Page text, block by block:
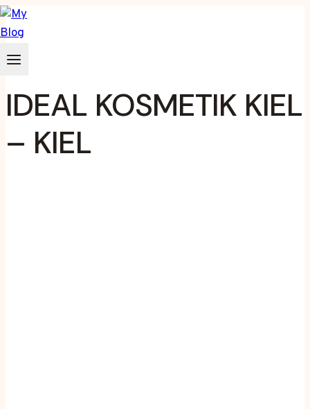
Zum
Inhalt
springen
IDEAL KOSMETIK KIEL
– KIEL